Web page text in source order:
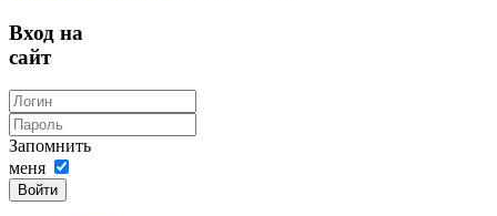
Вход на
сайт
Запомнить
меня
Войти